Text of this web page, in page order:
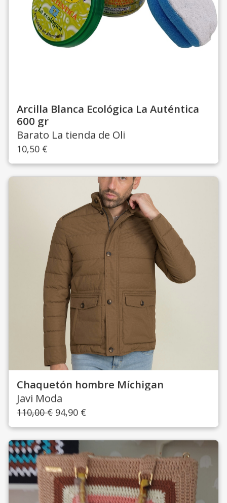
Arcilla Blanca Ecológica La Auténtica
600 gr
Barato La tienda de Oli
10,50 €
Chaquetón hombre Míchigan
Javi Moda
110,00€ El
precio
original
era:
110,00 €.
94,90 €
precio
actual
es:
94,90 €.